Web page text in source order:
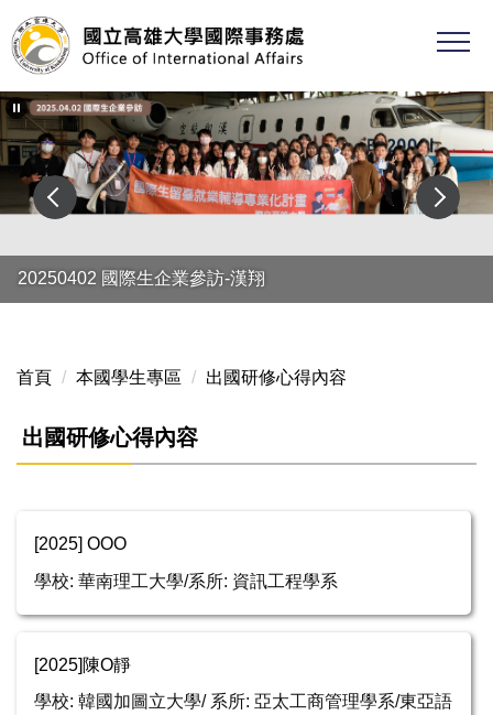
跳
到
主
要
內
容
區
20250402 國際生企業參訪-漢翔
首頁 本國學生專區 出國研修心得內容
出國研修心得內容
[2025] OOO
學校: 華南理工大學/系所: 資訊工程學系
[2025]陳O靜
學校: 韓國加圖立大學/ 系所: 亞太工商管理學系/東亞語